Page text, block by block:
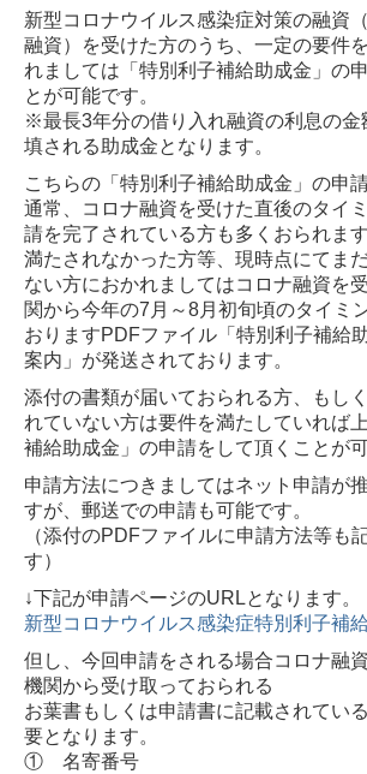
新型コロナウイルス感染症対策の融資
融資）を受けた方のうち、一定の要件
れましては「特別利子補給助成金」の
とが可能です。
※最長3年分の借り入れ融資の利息の金
填される助成金となります。
こちらの「特別利子補給助成金」の申
通常、コロナ融資を受けた直後のタイ
請を完了されている方も多くおられま
満たされなかった方等、現時点にてま
ない方におかれましてはコロナ融資を
関から今年の7月～8月初旬頃のタイミ
おりますPDFファイル「特別利子補給
案内」が発送されております。
添付の書類が届いておられる方、もし
れていない方は要件を満たしていれば
補給助成金」の申請をして頂くことが
申請方法につきましてはネット申請が
すが、郵送での申請も可能です。
（添付のPDFファイルに申請方法等も
す）
↓下記が申請ページのURLとなります。
新型コロナウイルス感染症特別利子補
但し、今回申請をされる場合コロナ融
機関から受け取っておられる
お葉書もしくは申請書に記載されてい
要となります。
① 名寄番号